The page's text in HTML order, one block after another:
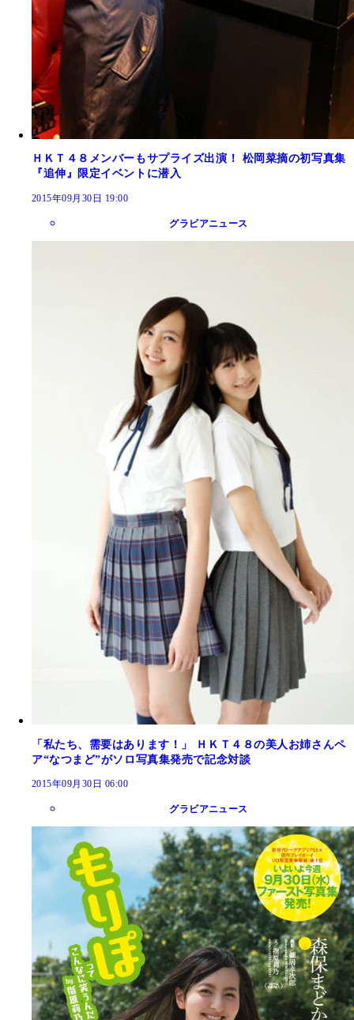
ＨＫＴ４８メンバーもサプライズ出演！ 松岡菜摘の初写真集
『追伸』限定イベントに潜入
2015年09月30日 19:00
グラビアニュース
「私たち、需要はあります！」 ＨＫＴ４８の美人お姉さんペ
ア“なつまど”がソロ写真集発売で記念対談
2015年09月30日 06:00
グラビアニュース